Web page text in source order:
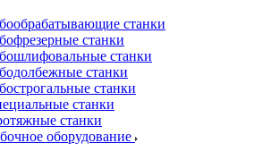
станки
станки
станки
станки
станки
станки
станки
оборудование